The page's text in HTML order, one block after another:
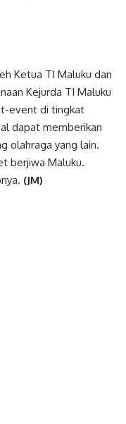
Ketua TI Maluku dan
Kejurda TI Maluku
event di tingkat
dapat memberikan
olahraga yang lain.
berjiwa Maluku.
(JM)